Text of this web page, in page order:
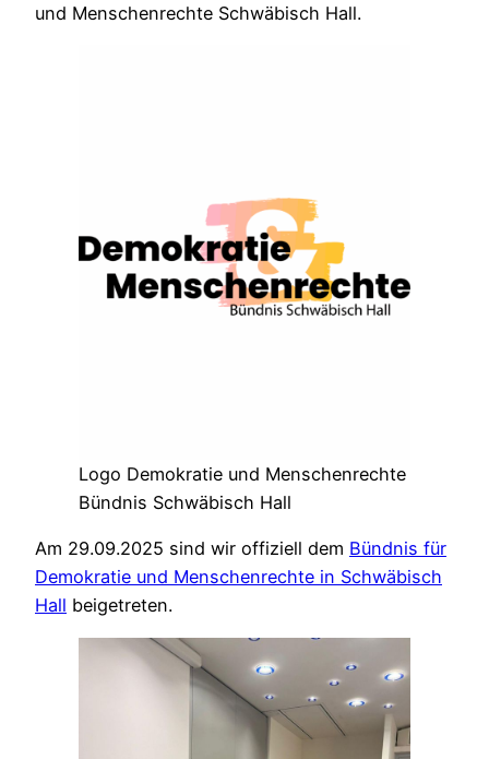
und Menschenrechte Schwäbisch Hall.
Logo Demokratie und Menschenrechte
Bündnis Schwäbisch Hall
Am 29.09.2025 sind wir offiziell dem Bündnis für
Demokratie und Menschenrechte in Schwäbisch
Hall beigetreten.